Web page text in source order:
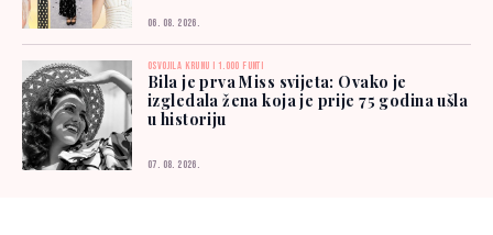
06. 08. 2026.
OSVOJILA KRUNU I 1.000 FUNTI
Bila je prva Miss svijeta: Ovako je
izgledala žena koja je prije 75 godina ušla
u historiju
07. 08. 2026.